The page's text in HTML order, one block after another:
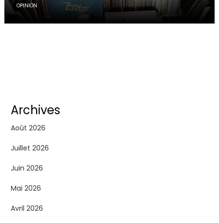
OPINION
Archives
Août 2026
Juillet 2026
Juin 2026
Mai 2026
Avril 2026